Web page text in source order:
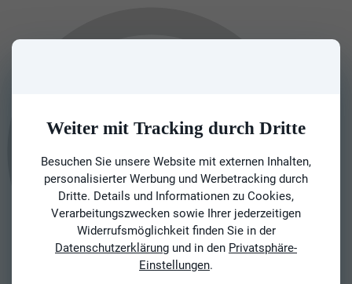
Weiter mit Tracking durch Dritte
Besuchen Sie unsere Website mit externen Inhalten,
personalisierter Werbung und Werbetracking durch
Dritte. Details und Informationen zu Cookies,
Verarbeitungszwecken sowie Ihrer jederzeitigen
Widerrufsmöglichkeit finden Sie in der
Datenschutzerklärung und in den Privatsphäre-
Einstellungen.